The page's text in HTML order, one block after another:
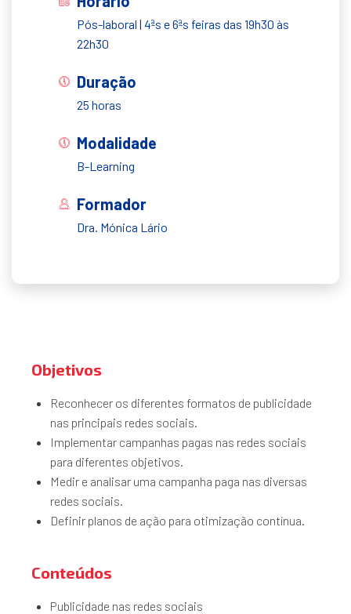
Pós-laboral | 4ªs e 6ªs feiras das 19h30 às
22h30
Duração
25 horas
Modalidade
B-Learning
Formador
Dra. Mónica Lário
Objetivos
Reconhecer os diferentes formatos de publicidade
nas principais redes sociais.
Implementar campanhas pagas nas redes sociais
para diferentes objetivos.
Medir e analisar uma campanha paga nas diversas
redes sociais.
Definir planos de ação para otimização contínua.
Conteúdos
Publicidade nas redes sociais